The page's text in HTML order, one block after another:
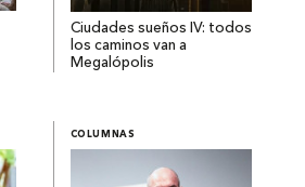
Ciudades sueños IV: todos
los caminos van a
Megalópolis
COLUMNAS